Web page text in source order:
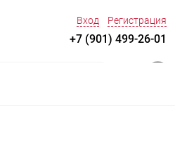
Вход Регистрация
+7 (901) 499-26-01